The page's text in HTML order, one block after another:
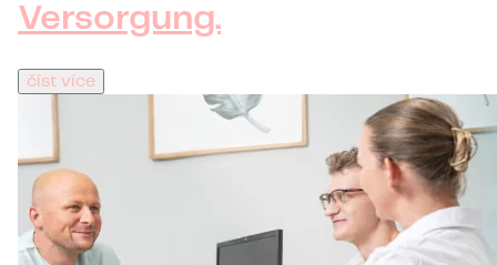
Versorgung.
číst více